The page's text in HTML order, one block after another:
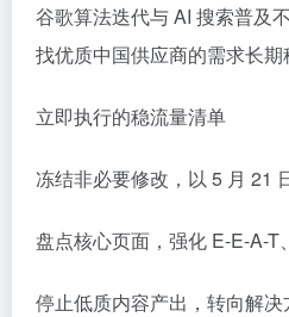
谷歌算法迭代与 AI 搜索普及
找优质中国供应商的需求长期
立即执行的稳流量清单
冻结非必要修改，以 5 月 21
盘点核心页面，强化 E-E-A-
停止低质内容产出，转向解